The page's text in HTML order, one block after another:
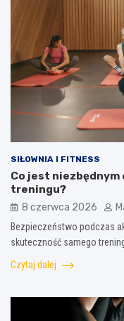
SIŁOWNIA I FITNESS
Co jest
treningu?
8 czerwca 2026
Bezpieczeństwo podczas
skuteczność samego
Czytaj dalej